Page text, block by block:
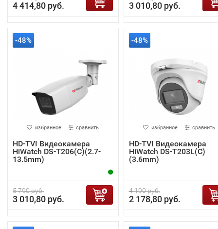
4 414,80 руб. 3 010,80 руб.
-48%
избранное сравнить
HD-TVI Видеокамера
HiWatch DS-T206(C)(2.7-
13.5mm)
5 790 руб.
3 010,80 руб.
-48%
избранное сравнить
HD-TVI Видеокамера
HiWatch DS-T203L(C)
(3.6mm)
4 190 руб.
2 178,80 руб.